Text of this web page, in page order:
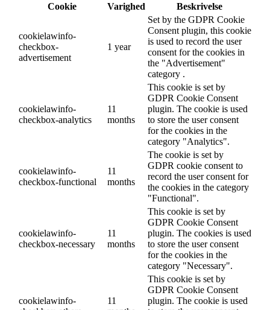
Cookie
Varighed Beskrivelse
cookielawinfo-
checkbox-
advertisement
1 year
Set by the GDPR Cookie
Consent plugin, this cookie
is used to record the user
consent for the cookies in
the "Advertisement"
category .
cookielawinfo-
checkbox-analytics
11
months
This cookie is set by
GDPR Cookie Consent
plugin. The cookie is used
to store the user consent
for the cookies in the
category "Analytics".
cookielawinfo-
checkbox-functional
11
months
The cookie is set by
GDPR cookie consent to
record the user consent for
the cookies in the category
"Functional".
cookielawinfo-
checkbox-necessary
11
months
This cookie is set by
GDPR Cookie Consent
plugin. The cookies is used
to store the user consent
for the cookies in the
category "Necessary".
cookielawinfo-
11
This cookie is set by
GDPR Cookie Consent
plugin. The cookie is used